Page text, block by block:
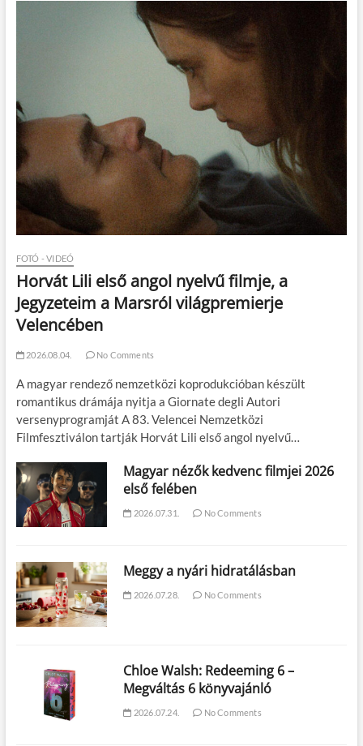
FOTÓ - VIDEÓ
Horvát Lili első angol nyelvű filmje, a
Jegyzeteim a Marsról világpremierje
Velencében
2026.08.04. No Comments
A magyar rendező nemzetközi koprodukcióban készült
romantikus drámája nyitja a Giornate degli Autori
versenyprogramját A 83. Velencei Nemzetközi
Filmfesztiválon tartják Horvát Lili első angol nyelvű…
Magyar nézők kedvenc filmjei 2026
első felében
2026.07.31. No Comments
Meggy a nyári hidratálásban
2026.07.28. No Comments
Chloe Walsh: Redeeming 6 –
Megváltás 6 könyvajánló
2026.07.24. No Comments